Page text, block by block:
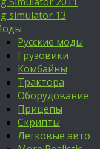
simulator 13
Русские моды
Грузовики
Комбайны
Трактора
Оборудование
Прицепы
Скрипты
Легковые авто